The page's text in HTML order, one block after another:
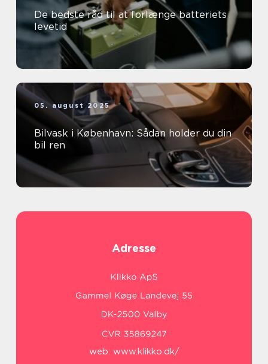
De bedste råd til at forlænge batteriets
levetid
05. august 2025
Bilvask i København: Sådan holder du din
bil ren
Adresse
web: www.klikko.dk/